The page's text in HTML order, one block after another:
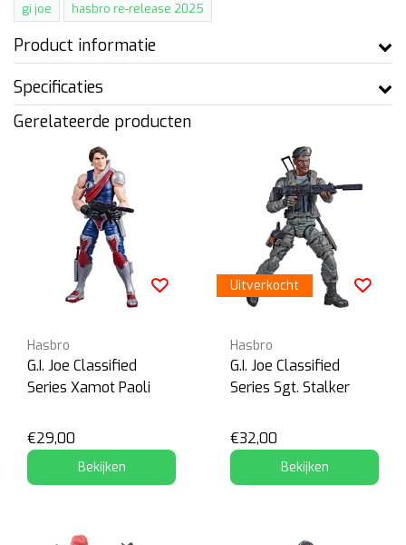
gi joe hasbro re-release 2025
Product informatie
Specificaties
Gerelateerde producten
Hasbro
G.I. Joe Classified
Series Xamot Paoli
€29,00
Bekijken
Uitverkocht
Hasbro
G.I. Joe Classified
Series Sgt. Stalker
€32,00
Bekijken